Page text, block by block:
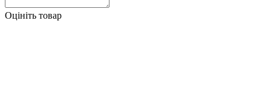
Оцініть товар